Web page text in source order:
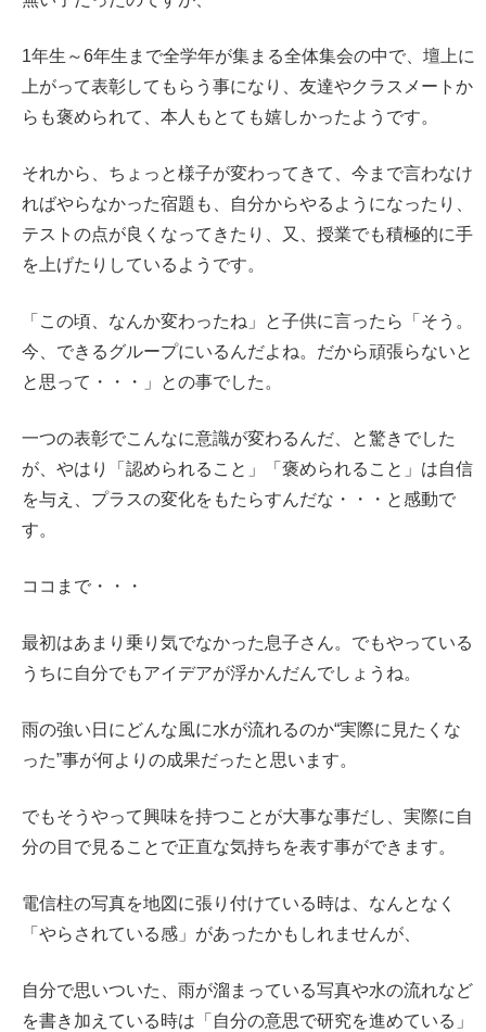
1年生～6年生まで全学年が集まる全体集会の中で、壇上に
上がって表彰してもらう事になり、友達やクラスメートか
らも褒められて、本人もとても嬉しかったようです。
それから、ちょっと様子が変わってきて、今まで言わなけ
ればやらなかった宿題も、自分からやるようになったり、
テストの点が良くなってきたり、又、授業でも積極的に手
を上げたりしているようです。
「この頃、なんか変わったね」と子供に言ったら「そう。
今、できるグループにいるんだよね。だから頑張らないと
と思って・・・」との事でした。
一つの表彰でこんなに意識が変わるんだ、と驚きでした
が、やはり「認められること」「褒められること」は自信
を与え、プラスの変化をもたらすんだな・・・と感動で
す。
ココまで・・・
最初はあまり乗り気でなかった息子さん。でもやっている
うちに自分でもアイデアが浮かんだんでしょうね。
雨の強い日にどんな風に水が流れるのか“実際に見たくな
った”事が何よりの成果だったと思います。
でもそうやって興味を持つことが大事な事だし、実際に自
分の目で見ることで正直な気持ちを表す事ができます。
電信柱の写真を地図に張り付けている時は、なんとなく
「やらされている感」があったかもしれませんが、
自分で思いついた、雨が溜まっている写真や水の流れなど
を書き加えている時は「自分の意思で研究を進めている」